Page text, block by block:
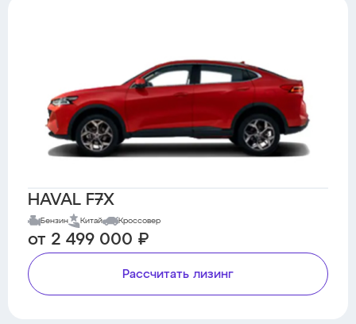
HAVAL F7X
Бензин Китай Кроссовер
от 2 499 000 ₽
Рассчитать лизинг